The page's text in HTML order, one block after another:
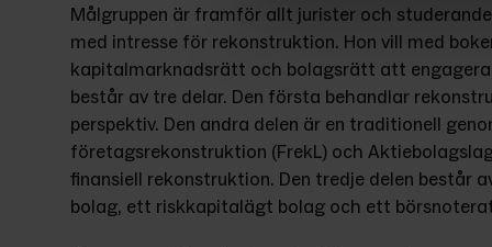
Målgruppen är framför allt jurister och
med intresse för rekonstruktion. Hon vill med
kapitalmarknadsrätt och bolagsrätt att engagera
består av tre delar. Den första behandlar
perspektiv. Den andra delen är en traditionell
företagsrekonstruktion (FrekL) och
finansiell rekonstruktion. Den tredje delen består
bolag, ett riskkapitalägt bolag och ett